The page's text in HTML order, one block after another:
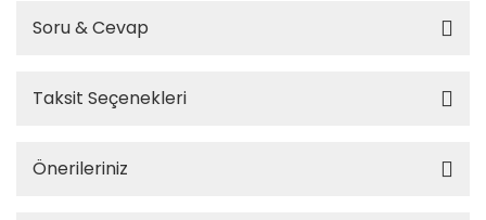
Soru & Cevap
Taksit Seçenekleri
Önerileriniz